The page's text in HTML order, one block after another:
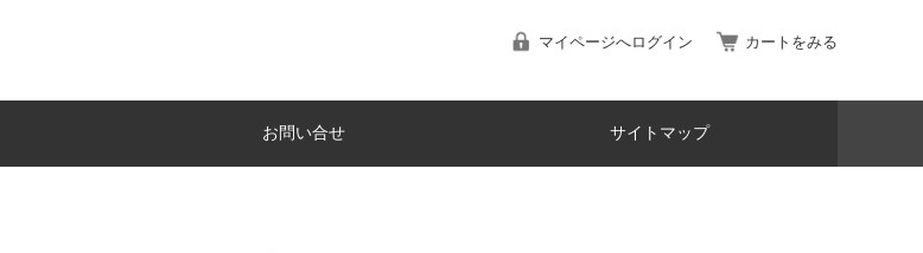
マイページへログイン カートをみる
お問い合せ サイトマップ